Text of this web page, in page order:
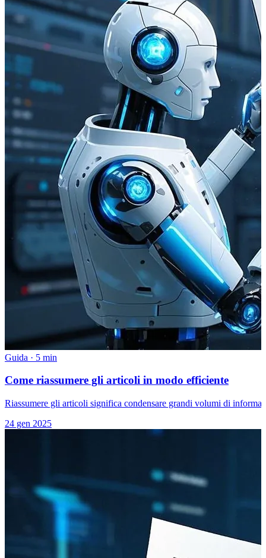
Guida · 5 min
Come riassumere gli articoli in modo efficiente
Riassumere gli articoli significa condensare grandi volumi di
24 gen 2025